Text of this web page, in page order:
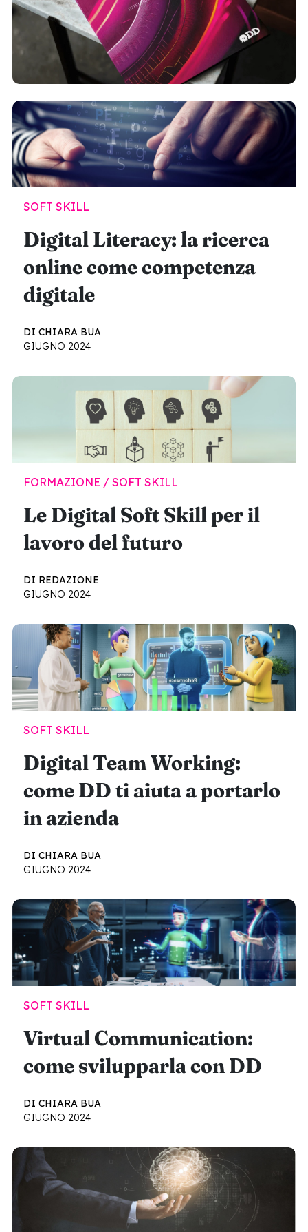
SOFT SKILL
Digital Literacy: la ricerca
online come competenza
digitale
DI CHIARA BUA
GIUGNO 2024
FORMAZIONE / SOFT SKILL
Le Digital Soft Skill per il
lavoro del futuro
DI REDAZIONE
GIUGNO 2024
SOFT SKILL
Digital Team Working:
come DD ti aiuta a portarlo
in azienda
DI CHIARA BUA
GIUGNO 2024
SOFT SKILL
Virtual Communication:
come svilupparla con DD
DI CHIARA BUA
GIUGNO 2024